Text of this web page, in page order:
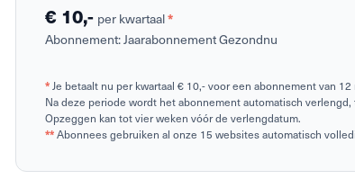
€ 10,- per kwartaal*
Abonnement:Jaarabonnement Gezondnu
*Je betaalt nu per kwartaal € 10,- voor een abonnement van 12
Na deze periode wordt het abonnement automatisch
Opzeggen kan tot vier weken vóór de verlengdatum.
**Abonnees gebruiken al onze 15 websites automatisch